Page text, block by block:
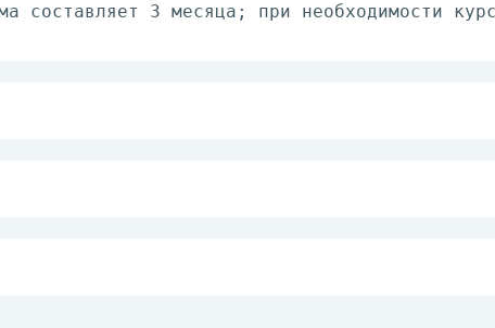
составляет 3 месяца; при необходимости
тракта.